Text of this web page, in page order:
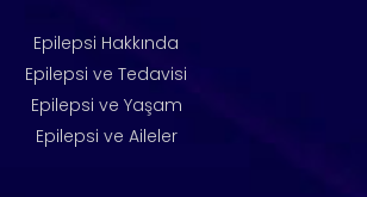
Epilepsi Hakkında
Epilepsi ve Tedavisi
Epilepsi ve Yaşam
Epilepsi ve Aileler